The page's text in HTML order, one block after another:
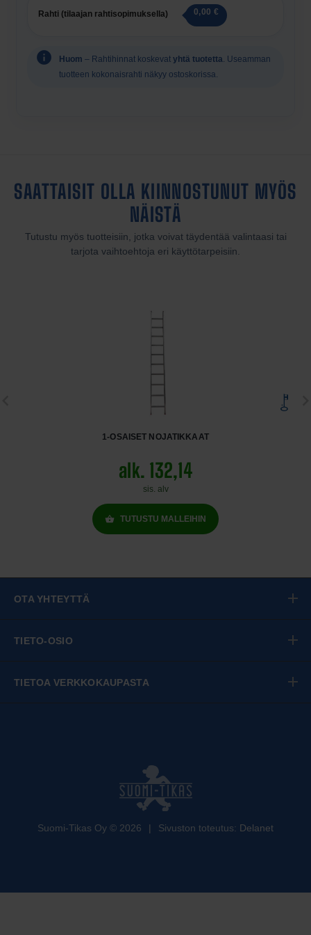
Rahti (tilaajan rahtisopimuksella) 0,00 €
Huom – Rahtihinnat koskevat yhtä tuotetta . Useamman
tuotteen kokonaisrahti näkyy ostoskorissa.
SAATTAISIT OLLA KIINNOSTUNUT MYÖS
NÄISTÄ
Tutustu myös tuotteisiin, jotka voivat täydentää valintaasi tai
tarjota vaihtoehtoja eri käyttötarpeisiin.
1-OSAISET NOJATIKKAAT
alk. 132,14
sis. alv
TUTUSTU MALLEIHIN
OTA YHTEYTTÄ
TIETO-OSIO
TIETOA VERKKOKAUPASTA
Suomi-Tikas Oy © 2026 | Sivuston toteutus: Delanet